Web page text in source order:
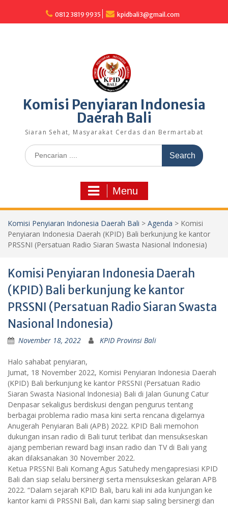
content
0812 3819 9935 kpidbali3@gmail.com
Komisi Penyiaran Indonesia
Daerah Bali
Siaran Sehat, Masyarakat Cerdas dan Bermartabat
Search
for:
Menu
Komisi Penyiaran Indonesia Daerah Bali > Agenda > Komisi
Penyiaran Indonesia Daerah (KPID) Bali berkunjung ke kantor
PRSSNI (Persatuan Radio Siaran Swasta Nasional Indonesia)
Komisi Penyiaran Indonesia Daerah
(KPID) Bali berkunjung ke kantor
PRSSNI (Persatuan Radio Siaran Swasta
Nasional Indonesia)
November 18, 2022 KPID Provinsi Bali
Halo sahabat penyiaran,
Jumat, 18 November 2022, Komisi Penyiaran Indonesia Daerah
(KPID) Bali berkunjung ke kantor PRSSNI (Persatuan Radio
Siaran Swasta Nasional Indonesia) Bali di Jalan Gunung Catur
Denpasar sekaligus berdiskusi dengan pengurus tentang
berbagai problema radio masa kini serta rencana digelarnya
Anugerah Penyiaran Bali (APB) 2022. KPID Bali memohon
dukungan insan radio di Bali turut terlibat dan mensukseskan
ajang pemberian reward bagi insan radio dan TV di Bali yang
akan dilaksanakan 30 November 2022.
Ketua PRSSNI Bali Komang Agus Satuhedy mengapresiasi KPID
Bali dan siap selalu bersinergi serta mensukseskan gelaran APB
2022. “Dalam sejarah KPID Bali, baru kali ini ada kunjungan ke
kantor kami di PRSSNI Bali, dan kami siap saling bersinergi dan